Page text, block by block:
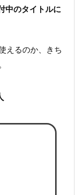
中のタイトルに
えるのか、きち